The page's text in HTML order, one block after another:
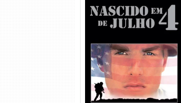
Nascido em 4 de Julho
Torrent (1989) WEB-DL 1080p
Dual Áudio